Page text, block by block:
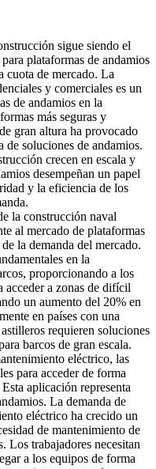
sigue siendo el
plataformas de andamios
cuota de mercado. La
y comerciales es un
de andamios en la
más seguras y
gran altura ha provocado
de soluciones de andamios.
crecen en escala y
desempeñan un papel
y la eficiencia de los
la construcción naval
al mercado de plataformas
la demanda del mercado.
en la
proporcionando a los
acceder a zonas de difícil
un aumento del 20% en
en países con una
requieren soluciones
barcos de gran escala.
eléctrico, las
para acceder de forma
aplicación representa
La demanda de
eléctrico ha crecido un
de mantenimiento de
Los trabajadores necesitan
a los equipos de forma